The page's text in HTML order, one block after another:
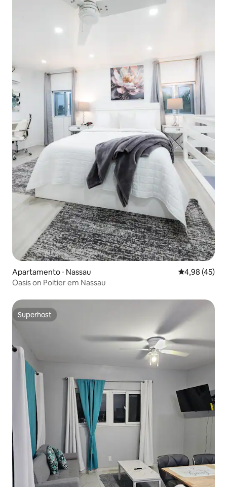
Apartamento ⋅ Nassau 4,98 de uma
4,98 (45)
Oasis on Poitier em Nassau
Superhost
Superhost